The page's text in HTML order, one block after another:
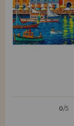
Quiero
nuevo
Al crear una cuenta
0/5